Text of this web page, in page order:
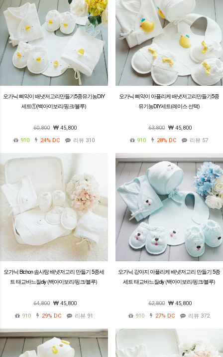
오가닉 삐약이 배냇저고리만들기5종유기농DIY
세트①(백아이보리/핑크/블루)
60,800
45,800
910
24% DC 리뷰 310
오가닉 삐약이 아플리케 배냇저고리만들기5종
유기농DIY세트(레이스 선택)
63,800
45,800
910
28% DC 리뷰 57
오가닉 Bichon 솜사탕 배냇저고리 만들기 5종세
트 태교바느질diy (백아이보리/핑크/블루)
64,800
45,800
910
29% DC 리뷰 91
오가닉 강아지 아플리케 배냇저고리 만들기 5종
세트 태교바느질diy (백아이보리/핑크/블루)
62,800
45,800
910
27% DC 리뷰 372